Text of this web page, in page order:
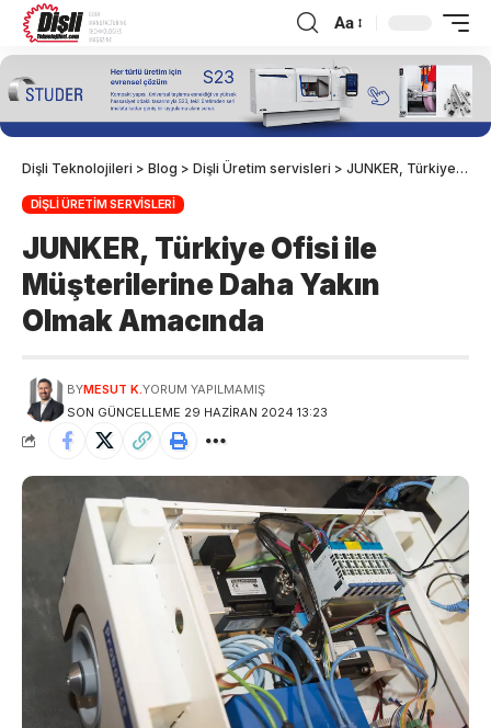
Aa
Dişli Teknolojileri > Blog > Dişli Üretim servisleri > JUNKER, Türkiye Ofisi ile Müşterilerine Daha Yakın Olmak Amacında
DIŞLI ÜRETIM SERVISLERI
JUNKER, Türkiye Ofisi ile
Müşterilerine Daha Yakın
Olmak Amacında
SON GÜNCELLEME 29 HAZIRAN 2024 13:23
BYMESUT K.YORUM YAPILMAMIŞ